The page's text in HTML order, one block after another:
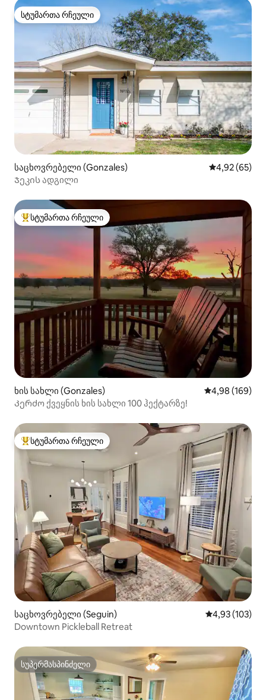
სტუმართა რჩეული
სტუმართა რჩეული
საცხოვრებელი (Gonzales) საშუალო
4,92 (65)
Ჯეკის ადგილი
სტუმართა რჩეული მოწინავე ვარიანტი
სტუმართა რჩეული
ხის სახლი (Gonzales) საშუალო
4,98 (169)
Კერძო ქვეყნის ხის სახლი 100 ჰექტარზე!
სტუმართა რჩეული მოწინავე ვარიანტი
სტუმართა რჩეული
საცხოვრებელი (Seguin) საშუალო
4,93 (103)
Downtown Pickleball Retreat
სუპერმასპინძელი
სუპერმასპინძელი